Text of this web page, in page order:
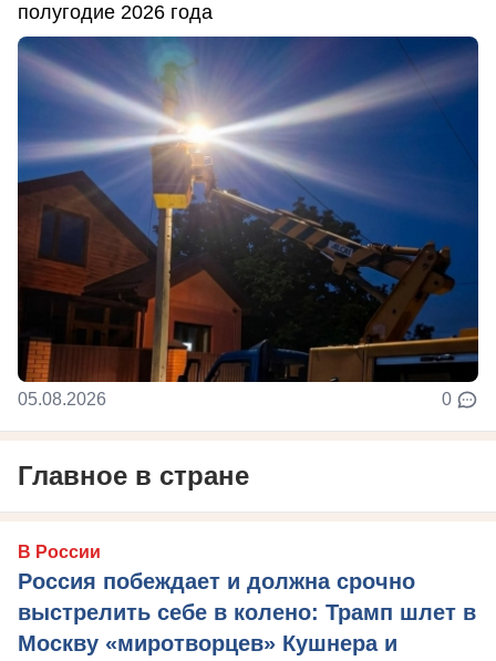
полугодие 2026 года
05.08.2026 0
Главное в стране
В России
Россия побеждает и должна срочно
выстрелить себе в колено: Трамп шлет в
Москву «миротворцев» Кушнера и